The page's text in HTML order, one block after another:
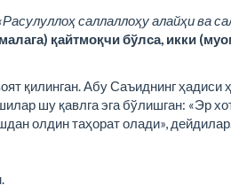
саллаллоҳу алайҳи ва
қайтмоқчи бўлса, икки
қилинган. Абу Саъиднинг ҳадиси
шу қавлга эга бўлишган: «Эр
олдин таҳорат олади», дейдилар.